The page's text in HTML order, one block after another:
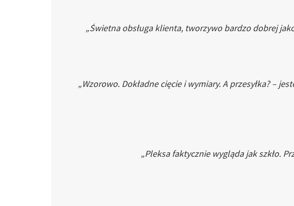
„Świetna obsługa klienta, tworzywo bardzo dobrej
„Wzorowo. Dokładne cięcie i wymiary. A przesyłka? –
„Pleksa faktycznie wygląda jak szkło.